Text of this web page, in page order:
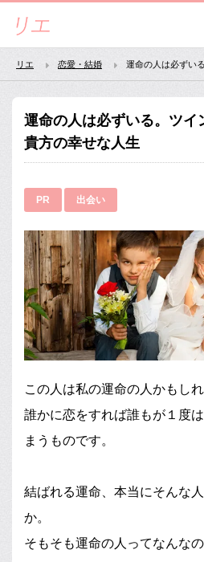
リエ 恋愛・結婚
運命の人は必ずいる。ツイ
貴方の幸せな人生
PR 出会い
この人は私の運命の人かもし
誰かに恋をすれば誰もが１度
まうものです。
結ばれる運命、本当にそんな
か。
そもそも運命の人ってなんなの